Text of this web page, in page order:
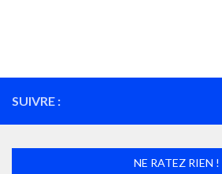
SUIVRE :
NE RATEZ RIEN !